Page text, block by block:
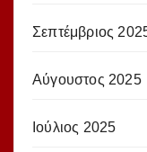
Σεπτέμβριος
Αύγουστος 2025
Ιούλιος 2025